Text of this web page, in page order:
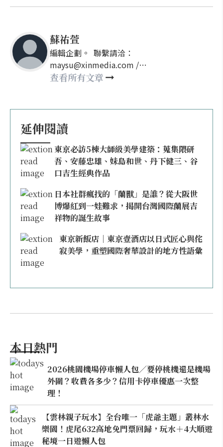
蘇祐萱
編輯企劃。 聯繫請洽：
maysu@xinmedia.com /
may860527@gmail.com
查看所有文章
延伸閱讀
東京必訪5棟大師級美學建築：蒐集隈研
吾、安藤忠雄、妹島和世、丹下健三、谷
口吉生經典作品
日本社群瘋找的「蘭獸」是誰？從大阪世
博爆紅到一娃難求，揭開台灣國際蘭展吉
祥物的誕生故事
東京新飯店｜東京壹酒店以日式匠心與侘
寂美學，重塑國際奢華設計的地方性語彙
本日熱門
2026桃園機場停車懶人包／要停桃機還是機場
外圍？收費各多少？信用卡停車優惠一次整
理！
【雲林親子玩水】全台唯一「虎爺主題」叢林水
樂園！虎尾632高地免門票回歸，玩水＋4大順遊
秘境一日遊懶人包